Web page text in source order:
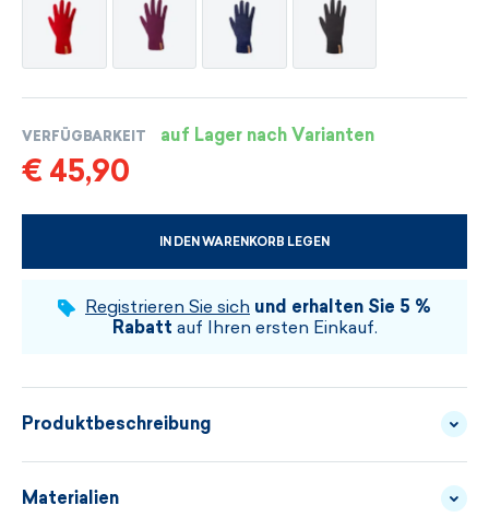
VERFÜGBARKEIT auf Lager nach Varianten
€ 45,90
IN DEN WARENKORB LEGEN
WÄHLEN SIE DIE GRÖSSE UND DIE FARBE
Registrieren Sie sich und erhalten Sie 5 %
Rabatt auf Ihren ersten Einkauf.
Produktbeschreibung
Materialien